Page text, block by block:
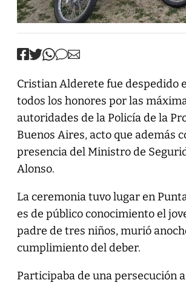
Cristian Alderete fue despedido
todos los honores por las
autoridades de la Policía de la
Buenos Aires, acto que además
presencia del Ministro de
Alonso.
La ceremonia tuvo lugar en
es de público conocimiento el
padre de tres niños, murió
cumplimiento del deber.
Participaba de una persecución